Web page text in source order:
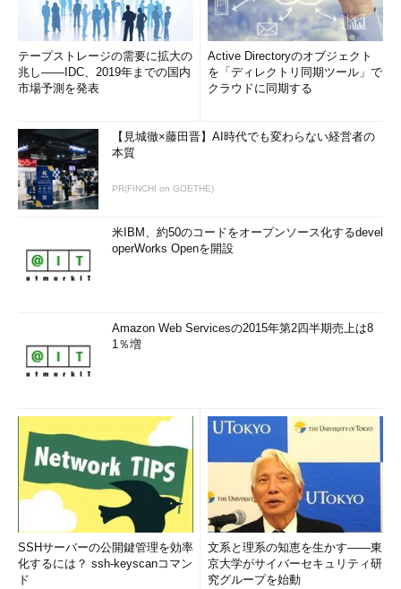
テープストレージの需要に拡大の
兆し――IDC、2019年までの国内
市場予測を発表
Active Directoryのオブジェクト
を「ディレクトリ同期ツール」で
クラウドに同期する
【見城徹×藤田晋】AI時代でも変わらない経営者の
本質
PR(FINCHI on GOETHE)
米IBM、約50のコードをオープンソース化するdevel
operWorks Openを開設
Amazon Web Servicesの2015年第2四半期売上は8
1％増
SSHサーバーの公開鍵管理を効率
化するには？ ssh-keyscanコマン
ド
文系と理系の知恵を生かす――東
京大学がサイバーセキュリティ研
究グループを始動